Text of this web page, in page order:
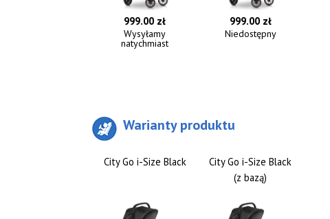
999.00 zł
Wysyłamy
natychmiast
999.00 zł
Niedostępny
Warianty produktu
City Go i-Size Black
City Go i-Size Black
(z bazą)